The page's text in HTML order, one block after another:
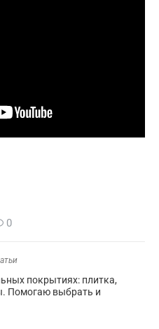
0
покрытиях: плитка,
Помогаю выбрать и